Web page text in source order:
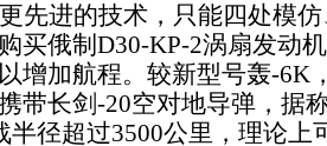
先进的技术，只能四处模
买俄制D30-KP-2涡扇发动
增加航程。较新型号轰-6K
带长剑-20空对地导弹，据
半径超过3500公里，理论上